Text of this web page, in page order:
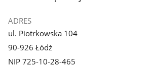
ADRES
ul. Piotrkowska 104
90-926 Łódź
NIP 725-10-28-465